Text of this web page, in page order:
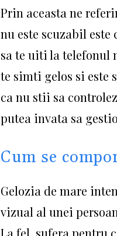
Prin aceasta ne
nu este scuzabil
sa te uiti la telefonul
te simti gelos si este
ca nu stii sa
putea invata sa
Cum se
Gelozia de mare
vizual al unei
La fel, sufera pentru